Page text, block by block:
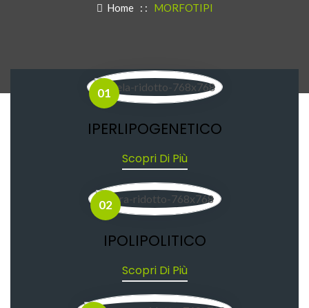
Home: : MORFOTIPI
01
IPERLIPOGENETICO
Scopri Di Più
02
IPOLIPOLITICO
Scopri Di Più